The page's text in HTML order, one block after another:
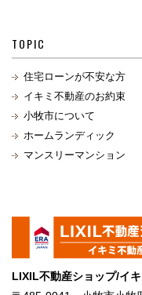
TOPIC
住宅ローンが不安な方
イキミ不動産のお約束
小牧市について
ホームランディック
マンスリーマンション
LIXIL不動産ショップ/イ